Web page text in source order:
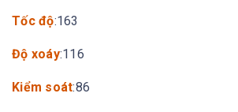
Tốc độ:163
Độ xoáy:116
Kiểm soát:86